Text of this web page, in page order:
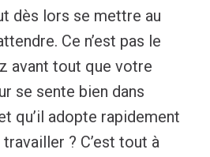
dès lors se mettre au
Ce n’est pas le
avant tout que votre
se sente bien dans
qu’il adopte rapidement
? C’est tout à